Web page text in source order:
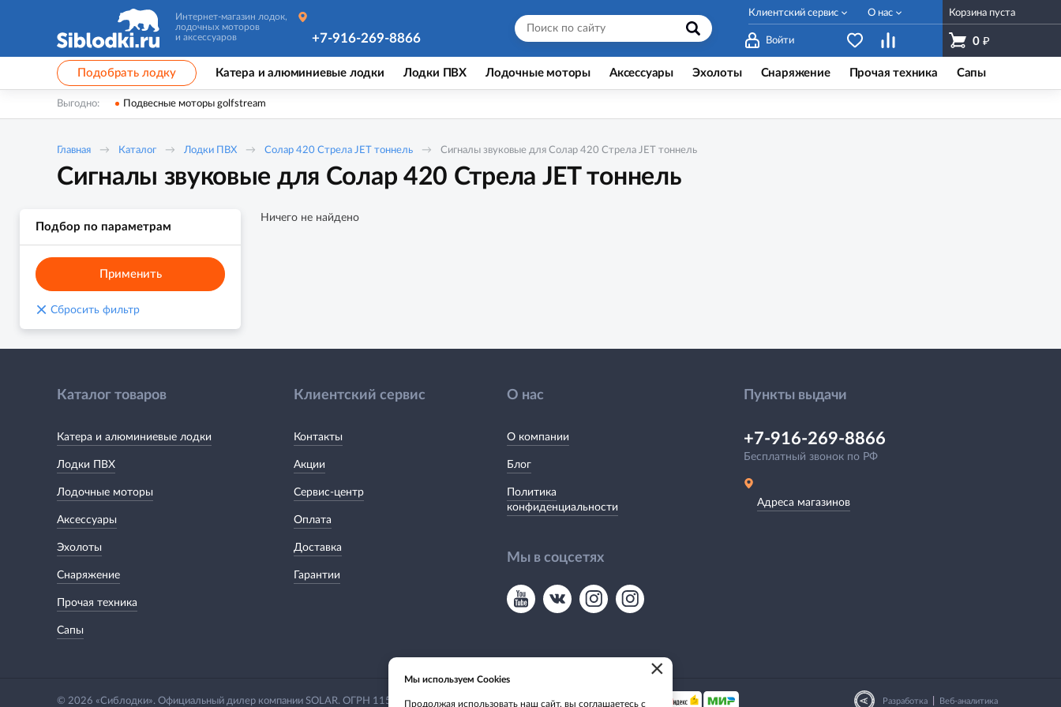
Интернет-магазин лодок,
лодочных моторов
и аксессуаров
Войти
Корзина пуста
0 ₽
+7-916-269-8866
Клиентский сервис О нас
Подобрать лодку Катера и алюминиевые лодки Лодки ПВХ Лодочные моторы Аксессуары Эхолоты Снаряжение Прочая техника Сапы
Выгодно: Подвесные моторы golfstream
Главная Каталог Лодки ПВХ Солар 420 Стрела JET тоннель Сигналы звуковые для Солар 420 Стрела JET тоннель
Сигналы звуковые для Солар 420 Стрела JET тоннель
Подбор по параметрам
Применить
× Сбросить фильтр
Ничего не найдено
Каталог товаров
Катера и алюминиевые лодки
Лодки ПВХ
Лодочные моторы
Аксессуары
Эхолоты
Снаряжение
Прочая техника
Сапы
Клиентский сервис
Контакты
Акции
Сервис-центр
Оплата
Доставка
Гарантии
О нас
О компании
Блог
Политика
конфиденциальности
Мы в соцсетях
Пункты выдачи
+7-916-269-8866
Бесплатный звонок по РФ
Адреса магазинов
© 2026 «Сиблодки». Официальный дилер компании SOLAR. ОГРН 1155476135649 Мы принимаем: Разработка Веб-аналитика
×
Мы используем Cookies
Продолжая использовать наш сайт, вы соглашаетесь с